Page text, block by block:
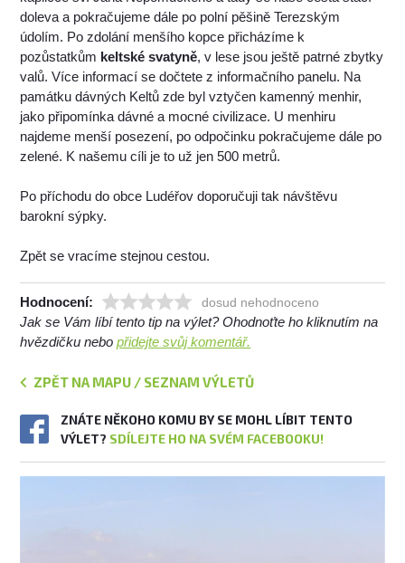
doleva a pokračujeme dále po polní pěšině Terezským
údolím. Po zdolání menšího kopce přicházíme k
pozůstatkům keltské svatyně, v lese jsou ještě patrné zbytky
valů. Více informací se dočtete z informačního panelu. Na
památku dávných Keltů zde byl vztyčen kamenný menhir,
jako připomínka dávné a mocné civilizace. U menhiru
najdeme menší posezení, po odpočinku pokračujeme dále po
zelené. K našemu cíli je to už jen 500 metrů.
Po příchodu do obce Ludéřov doporučuji tak návštěvu
barokní sýpky.
Zpět se vracíme stejnou cestou.
Hodnocení: dosud nehodnoceno
Jak se Vám líbí tento tip na výlet? Ohodnoťte ho kliknutím na
hvězdičku nebopřidejte svůj komentář.
ZPĚT NA MAPU / SEZNAM VÝLETŮ
ZNÁTE NĚKOHO KOMU BY SE MOHL LÍBIT TENTO
VÝLET? SDÍLEJTE HO NA SVÉM FACEBOOKU!